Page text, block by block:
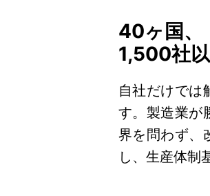
40ヶ国、
1,500社
自社だけでは
す。製造業が
界を問わず、
し、生産体制